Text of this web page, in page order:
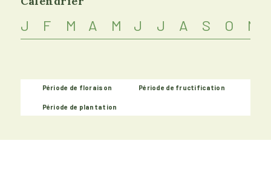
J F M A M J J A S O N
Période de floraison Période de fructification
Période de plantation